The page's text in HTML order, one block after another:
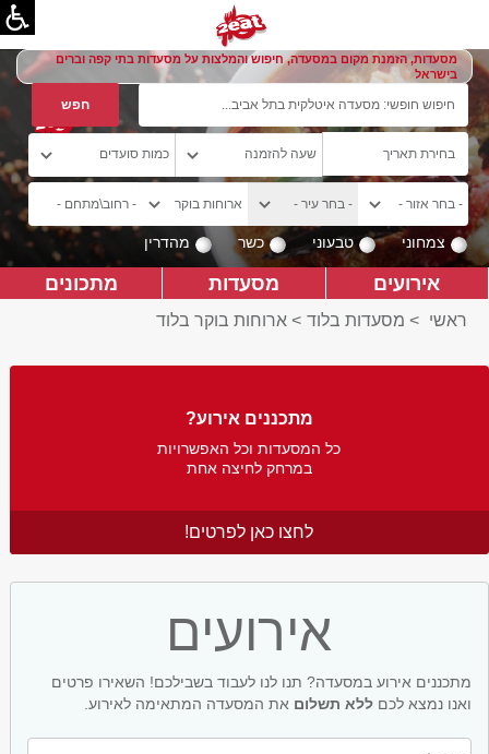
מסעדות, הזמנת מקום במסעדה, חיפוש והמלצות על מסעדות בתי קפה וברים
בישראל
צמחוני טבעוני כשר מהדרין
אירועים מסעדות מתכונים
ראשי > מסעדות בלוד > ארוחות בוקר בלוד
מתכננים אירוע?
כל המסעדות וכל האפשרויות
במרחק לחיצה אחת
לחצו כאן לפרטים!
אירועים
מתכננים אירוע במסעדה? תנו לנו לעבוד בשבילכם! השאירו פרטים
ואנו נמצא לכם ללא תשלום את המסעדה המתאימה לאירוע.